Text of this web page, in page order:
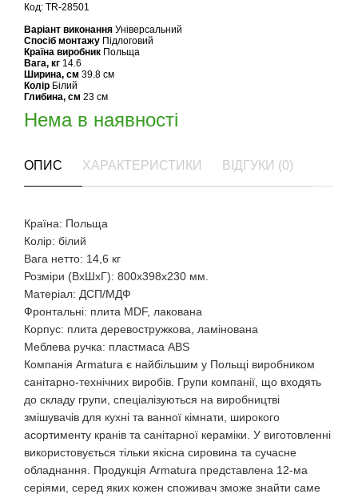
Код: TR-28501
Варіант виконання Універсальний
Спосіб монтажу Підлоговий
Країна виробник Польща
Вага, кг 14.6
Ширина, см 39.8 см
Колір Білий
Глибина, см 23 см
Нема в наявності
ОПИС ХАРАКТЕРИСТИКИ ВІДГУКИ (0)
Країна: Польща
Колір: білий
Вага нетто: 14,6 кг
Розміри (ВхШхГ): 800х398х230 мм.
Матеріал: ДСП/МДФ
Фронтальні: плита MDF, лакована
Корпус: плита деревостружкова, ламінована
Меблева ручка: пластмаса ABS
Компанія Armatura є найбільшим у Польщі виробником
санітарно-технічних виробів. Групи компанії, що входять
до складу групи, спеціалізуються на виробництві
змішувачів для кухні та ванної кімнати, широкого
асортименту кранів та санітарної кераміки. У виготовленні
використовується тільки якісна сировина та сучасне
обладнання. Продукція Armatura представлена ​​12-ма
серіями, серед яких кожен споживач зможе знайти саме